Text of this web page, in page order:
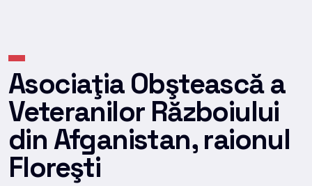
Asociaţia Obştească a
Veteranilor Războiului
din Afganistan, raionul
Floreşti